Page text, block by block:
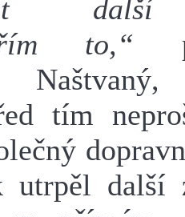
to,“
Naštvaný,
tím
utrpěl další